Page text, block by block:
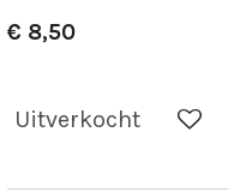
€ 8,50
Uitverkocht